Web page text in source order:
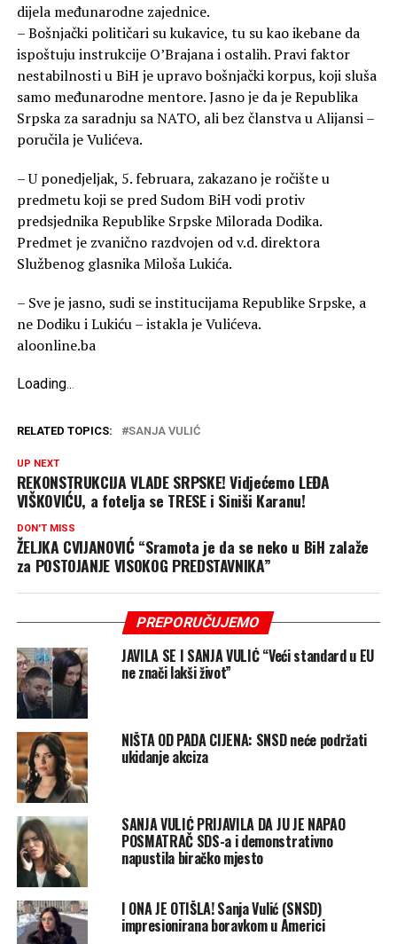
dijela međunarodne zajednice.
– Bošnjački političari su kukavice, tu su kao ikebane da
ispoštuju instrukcije O’Brajana i ostalih. Pravi faktor
nestabilnosti u BiH je upravo bošnjački korpus, koji sluša
samo međunarodne mentore. Јasno je da je Republika
Srpska za saradnju sa NATO, ali bez članstva u Alijansi –
poručila je Vulićeva.
– U ponedjeljak, 5. februara, zakazano je ročište u
predmetu koji se pred Sudom BiH vodi protiv
predsjednika Republike Srpske Milorada Dodika.
Predmet je zvanično razdvojen od v.d. direktora
Službenog glasnika Miloša Lukića.
– Sve je jasno, sudi se institucijama Republike Srpske, a
ne Dodiku i Lukiću – istakla je Vulićeva.
aloonline.ba
Loading...
RELATED TOPICS: SANJA VULIĆ
UP NEXT
REKONSTRUKCIJA VLADE SRPSKE! Vidjećemo LEĐA
VIŠKOVIĆU, a fotelja se TRESE i Siniši Karanu!
DON'T MISS
ŽELJKA CVIJANOVIĆ “Sramota je da se neko u BiH zalaže
za POSTOJANJE VISOKOG PREDSTAVNIKA”
PREPORUČUJEMO
JAVILA SE I SANJA VULIĆ “Veći standard u EU
ne znači lakši život”
NIŠTA OD PADA CIJENA: SNSD neće podržati
ukidanje akciza
SANJA VULIĆ PRIJAVILA DA JU JE NAPAO
POSMATRAČ SDS-a i demonstrativno
napustila biračko mjesto
I ONA JE OTIŠLA! Sanja Vulić (SNSD)
impresionirana boravkom u Americi